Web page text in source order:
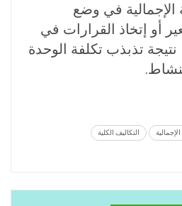
الإجمالية في وضع
أو إتخاذ القرارات في
نتيجة تذبذب تكلفة الوحدة
التكاليف الكلية